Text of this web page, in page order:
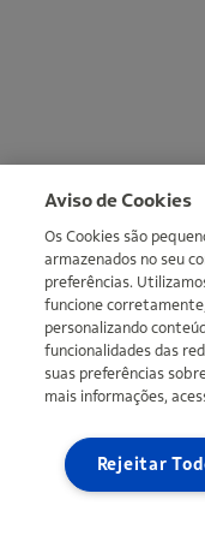
Copyright ©
Mapa do site
Aviso de Cookies
Os Cookies são
armazenados no seu
preferências.
funcione
personalizando
funcionalidades das
suas preferências
mais informações,
Rejeitar